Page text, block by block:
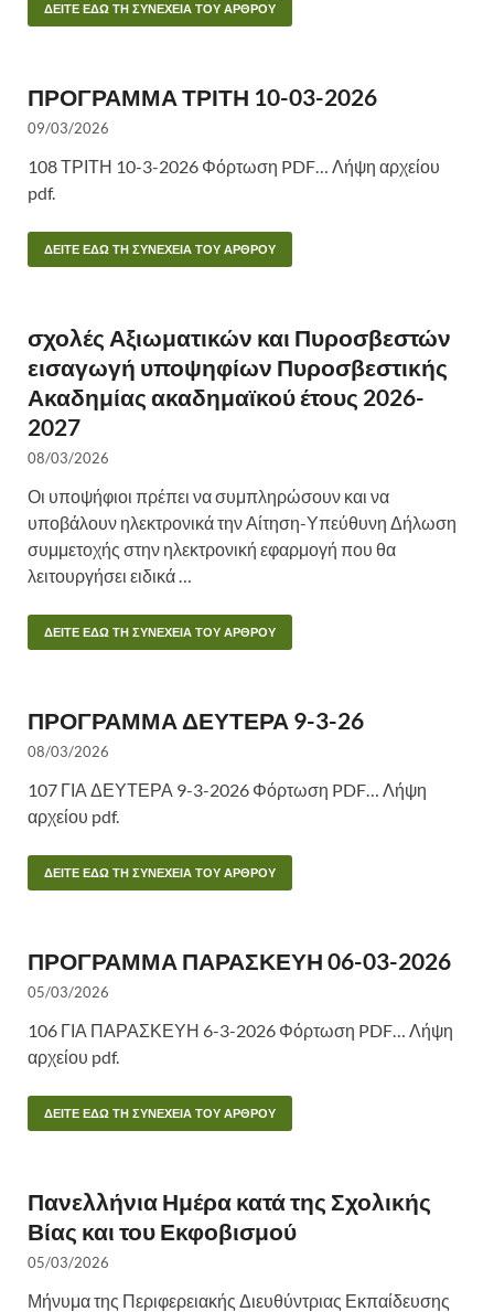
ΔΕΙΤΕ ΕΔΩ ΤΗ ΣΥΝΕΧΕΙΑ ΤΟΥ ΑΡΘΡΟΥ
ΠΡΟΓΡΑΜΜΑ ΤΡΙΤΗ 10-03-2026
09/03/2026
108 ΤΡΙΤΗ 10-3-2026 Φόρτωση PDF… Λήψη αρχείου
pdf.
ΔΕΙΤΕ ΕΔΩ ΤΗ ΣΥΝΕΧΕΙΑ ΤΟΥ ΑΡΘΡΟΥ
σχολές Αξιωματικών και Πυροσβεστών
εισαγωγή υποψηφίων Πυροσβεστικής
Ακαδημίας ακαδημαϊκού έτους 2026-
2027
08/03/2026
Οι υποψήφιοι πρέπει να συμπληρώσουν και να
υποβάλουν ηλεκτρονικά την Αίτηση-Υπεύθυνη Δήλωση
συμμετοχής στην ηλεκτρονική εφαρμογή που θα
λειτουργήσει ειδικά …
ΔΕΙΤΕ ΕΔΩ ΤΗ ΣΥΝΕΧΕΙΑ ΤΟΥ ΑΡΘΡΟΥ
ΠΡΟΓΡΑΜΜΑ ΔΕΥΤΕΡΑ 9-3-26
08/03/2026
107 ΓΙΑ ΔΕΥΤΕΡΑ 9-3-2026 Φόρτωση PDF… Λήψη
αρχείου pdf.
ΔΕΙΤΕ ΕΔΩ ΤΗ ΣΥΝΕΧΕΙΑ ΤΟΥ ΑΡΘΡΟΥ
ΠΡΟΓΡΑΜΜΑ ΠΑΡΑΣΚΕΥΗ 06-03-2026
05/03/2026
106 ΓΙΑ ΠΑΡΑΣΚΕΥΗ 6-3-2026 Φόρτωση PDF… Λήψη
αρχείου pdf.
ΔΕΙΤΕ ΕΔΩ ΤΗ ΣΥΝΕΧΕΙΑ ΤΟΥ ΑΡΘΡΟΥ
Πανελλήνια Ημέρα κατά της Σχολικής
Βίας και του Εκφοβισμού
05/03/2026
Μήνυμα της Περιφερειακής Διευθύντριας Εκπαίδευσης